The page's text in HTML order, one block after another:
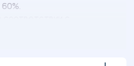
учебного заведения.